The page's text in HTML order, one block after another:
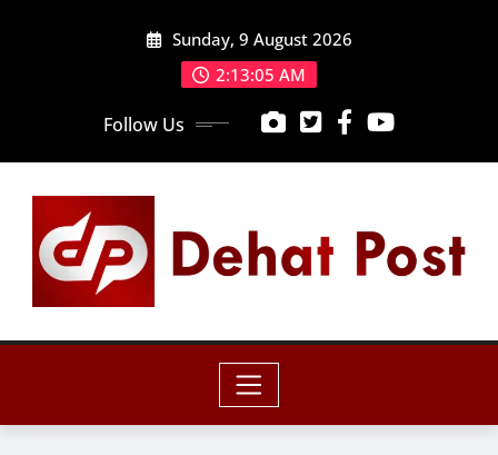
Sunday, 9 August 2026
2:13:07 AM
Follow Us